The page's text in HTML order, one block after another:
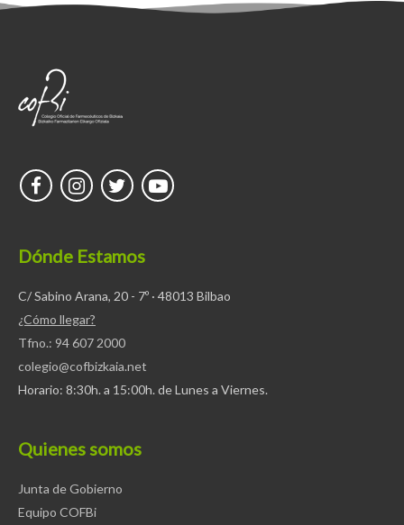
Dónde Estamos
C/ Sabino Arana, 20 - 7º · 48013 Bilbao
¿Cómo llegar?
Tfno.: 94 607 2000
colegio@cofbizkaia.net
Horario: 8:30h. a 15:00h. de Lunes a Viernes.
Quienes somos
Junta de Gobierno
Equipo COFBi